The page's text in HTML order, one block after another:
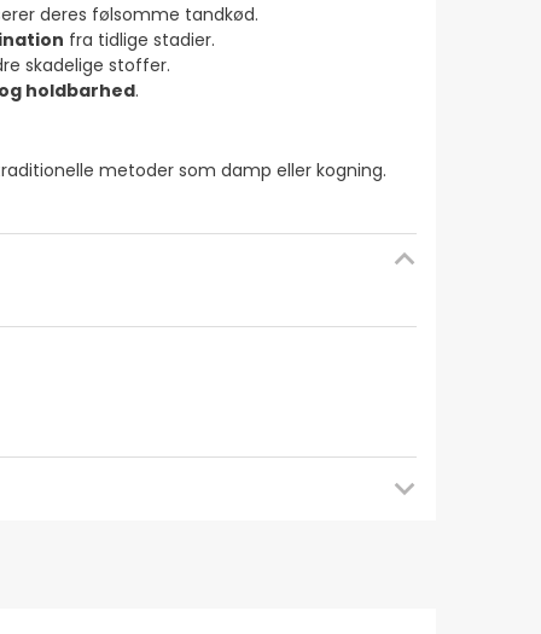
deres følsomme tandkød.
fra tidlige stadier.
skadelige stoffer.
holdbarhed.
metoder som damp eller kogning.